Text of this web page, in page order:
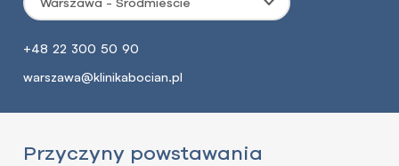
+48 22 300 50 90
warszawa@klinikabocian.pl
Przyczyny powstawania